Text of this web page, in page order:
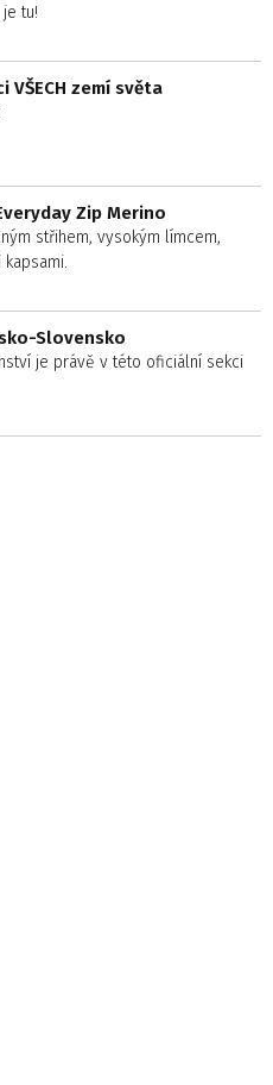
tu!
VŠECH zemí světa
Zip Merino
střihem, vysokým límcem,
Slovensko
je právě v této oficiální sekci